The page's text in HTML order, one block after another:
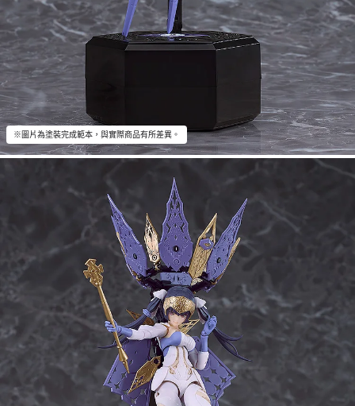
※圖片為塗裝完成範本，與實際商品有所差異。